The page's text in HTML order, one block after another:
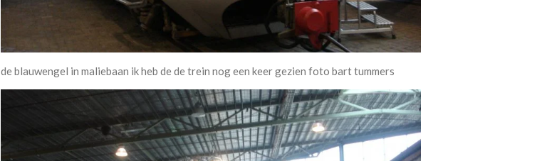
de blauwengel in maliebaan ik heb de de trein nog een keer gezien foto bart tummers